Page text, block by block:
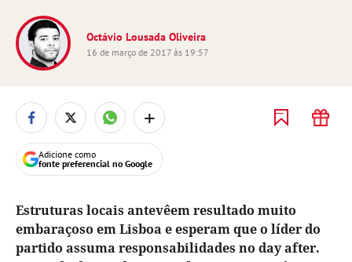
Octávio Lousada Oliveira
16 de março de 2017 às 19:57
+
Adicione como
fonte preferencial no Google
Estruturas locais antevêem resultado muito
embaraçoso em Lisboa e esperam que o líder do
partido assuma responsabilidades no day after.